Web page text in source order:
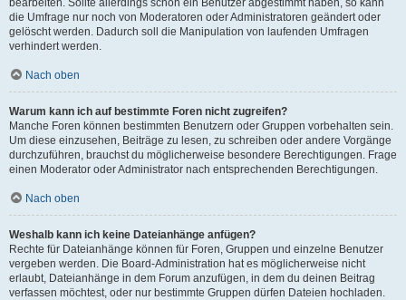
bearbeiten. Sollte allerdings schon ein Benutzer abgestimmt haben, so kann
die Umfrage nur noch von Moderatoren oder Administratoren geändert oder
gelöscht werden. Dadurch soll die Manipulation von laufenden Umfragen
verhindert werden.
Nach oben
Warum kann ich auf bestimmte Foren nicht zugreifen?
Manche Foren können bestimmten Benutzern oder Gruppen vorbehalten sein.
Um diese einzusehen, Beiträge zu lesen, zu schreiben oder andere Vorgänge
durchzuführen, brauchst du möglicherweise besondere Berechtigungen. Frage
einen Moderator oder Administrator nach entsprechenden Berechtigungen.
Nach oben
Weshalb kann ich keine Dateianhänge anfügen?
Rechte für Dateianhänge können für Foren, Gruppen und einzelne Benutzer
vergeben werden. Die Board-Administration hat es möglicherweise nicht
erlaubt, Dateianhänge in dem Forum anzufügen, in dem du deinen Beitrag
verfassen möchtest, oder nur bestimmte Gruppen dürfen Dateien hochladen.